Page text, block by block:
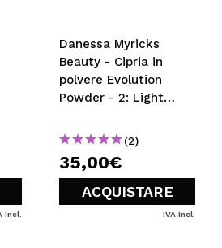
Incl.
Danessa Myricks
Beauty - Cipria in
polvere Evolution
Powder - 2: Light
(2)
35,00€
ACQUISTARE
IVA Incl.